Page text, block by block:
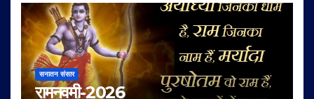
सनातन संसार
रामनवमी-2026